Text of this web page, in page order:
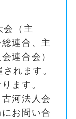
会（主
連合、主
連合会）
れます。
ます。
河法人会
お問い合